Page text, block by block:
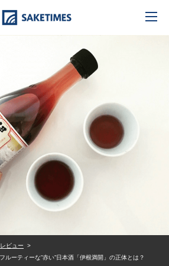
ビュー
ルーティーな”赤い”日本酒「伊根満開」の正体とは？